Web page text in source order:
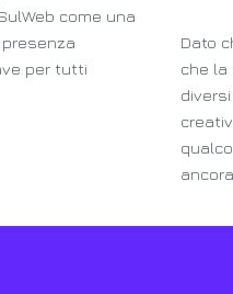
come una
per tutti
Dato
che la